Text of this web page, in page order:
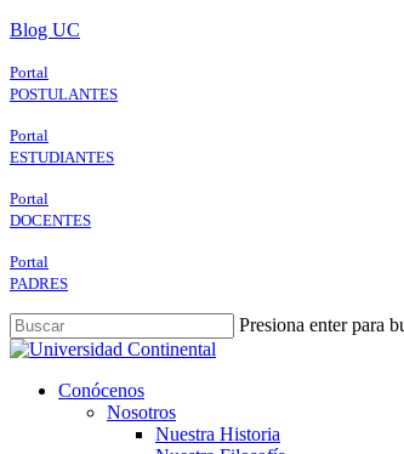
Skip
main
content
Blog UC
Portal
POSTULANTES
Portal
ESTUDIANTES
Portal
DOCENTES
Portal
PADRES
Presiona enter para
Close
search
Menu
Conócenos
Nosotros
Nuestra Historia